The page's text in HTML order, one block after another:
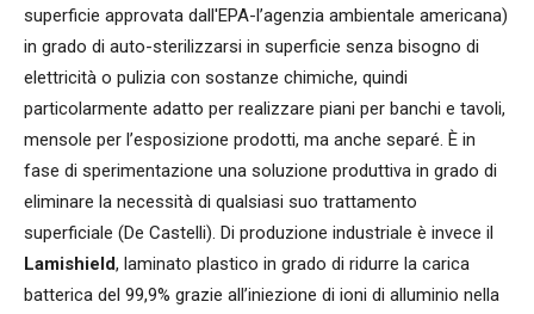
superficie approvata dall'EPA-l’agenzia ambientale americana)
in grado di auto-sterilizzarsi in superficie senza bisogno di
elettricità o pulizia con sostanze chimiche, quindi
particolarmente adatto per realizzare piani per banchi e tavoli,
mensole per l’esposizione prodotti, ma anche separé. È in
fase di sperimentazione una soluzione produttiva in grado di
eliminare la necessità di qualsiasi suo trattamento
superficiale (De Castelli). Di produzione industriale è invece il
Lamishield, laminato plastico in grado di ridurre la carica
batterica del 99,9% grazie all’iniezione di ioni di alluminio nella